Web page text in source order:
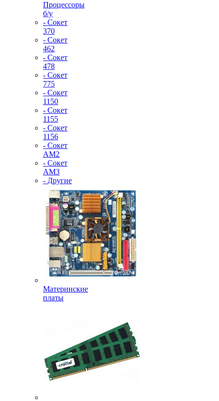
Процессоры
б/у
- Сокет
370
- Сокет
462
- Сокет
478
- Сокет
775
- Сокет
1150
- Сокет
1155
- Сокет
1156
- Сокет
AM2
- Сокет
AM3
- Другие
Материнские
платы